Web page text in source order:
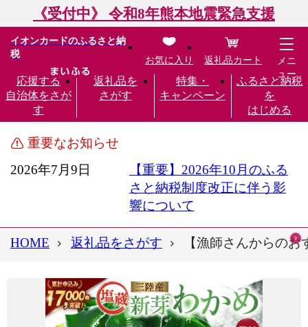
《受付中》 令和8年熊本地震緊急支援
イオンカードのふるさと納
税
応援する
自治体をさが
す
返礼品を
さがす
特集・
キャンペーン
ふるさと納税
を
はじめる
お気に入り 返礼品カート
メニ
ュー
重要なお知らせ
2026年7月9日
【重要】2026年10月のふる
さと納税制度改正に伴う影
響について
HOME 返礼品をさがす 【漁師さんからの